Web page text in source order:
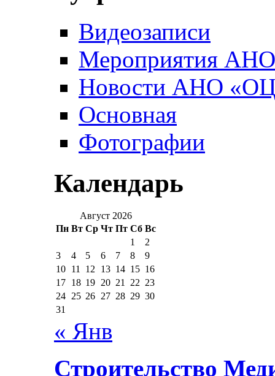
Видеозаписи
Мероприятия
Новости АНО
Основная
Фотографии
Календарь
Август 2026
Пн Вт Ср Чт Пт Сб Вс
1
2
3
4 5 6 7 8
9
10 11 12 13 14 15 16
17 18 19 20 21 22 23
24 25 26 27 28 29 30
31
« Янв
Строительство